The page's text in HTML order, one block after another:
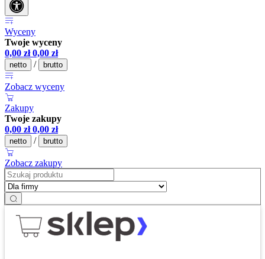
Wyceny
Twoje wyceny
0,00 zł 0,00 zł
netto / brutto
Zobacz wyceny
Zakupy
Twoje zakupy
0,00 zł 0,00 zł
netto / brutto
Zobacz zakupy